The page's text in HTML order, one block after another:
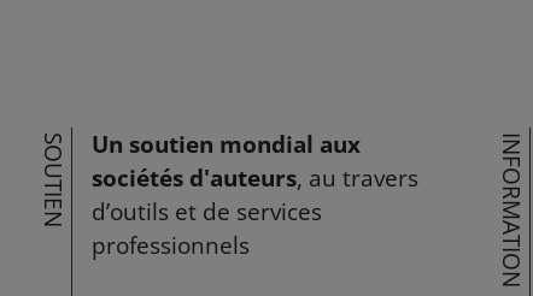
SOUTIEN
Un soutien mondial aux
sociétés d'auteurs, au travers
d’outils et de services
professionnels
INFORMATION